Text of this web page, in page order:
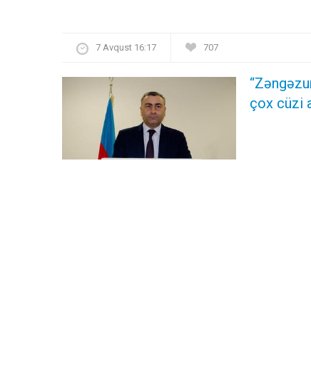
7 Avqust 16:17 707
çox cüzi